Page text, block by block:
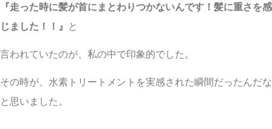
『走った時に髪が首にまとわりつかないんです！髪に重さを感
じました！！』
と
言われていたのが、私の中で印象的でした。
その時が、水素トリートメントを実感された瞬間だったんだな
と思いました。